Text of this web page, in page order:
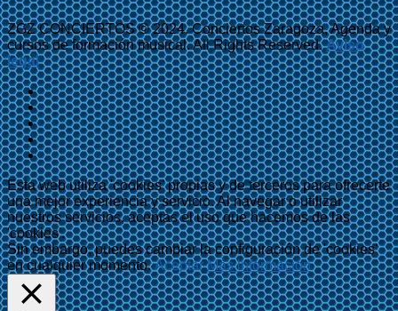
ZGZ CONCIERTOS © 2024. Conciertos Zaragoza, Agenda y
cursos de formación musical. All Rights Reserved.Aviso
legal
Esta web utiliza 'cookies' propias y de terceros para ofrecerte
una mejor experiencia y servicio. Al navegar o utilizar
nuestros servicios, aceptas el uso que hacemos de las
'cookies'.
Sin embargo, puedes cambiar la configuración de 'cookies'
en cualquier momento.Aceptar Más información